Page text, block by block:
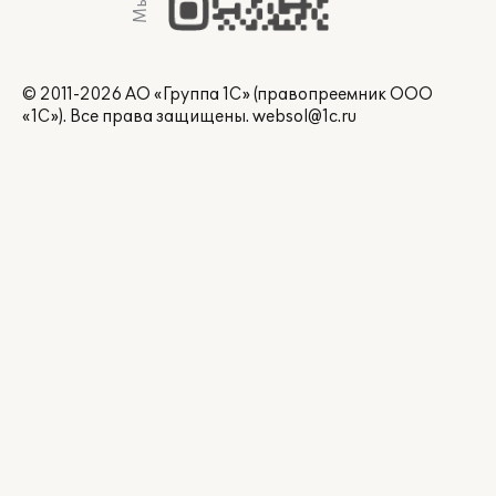
© 2011-2026 АО «Группа 1С» (правопреемник ООО
«1С»). Все права защищены. websol@1c.ru